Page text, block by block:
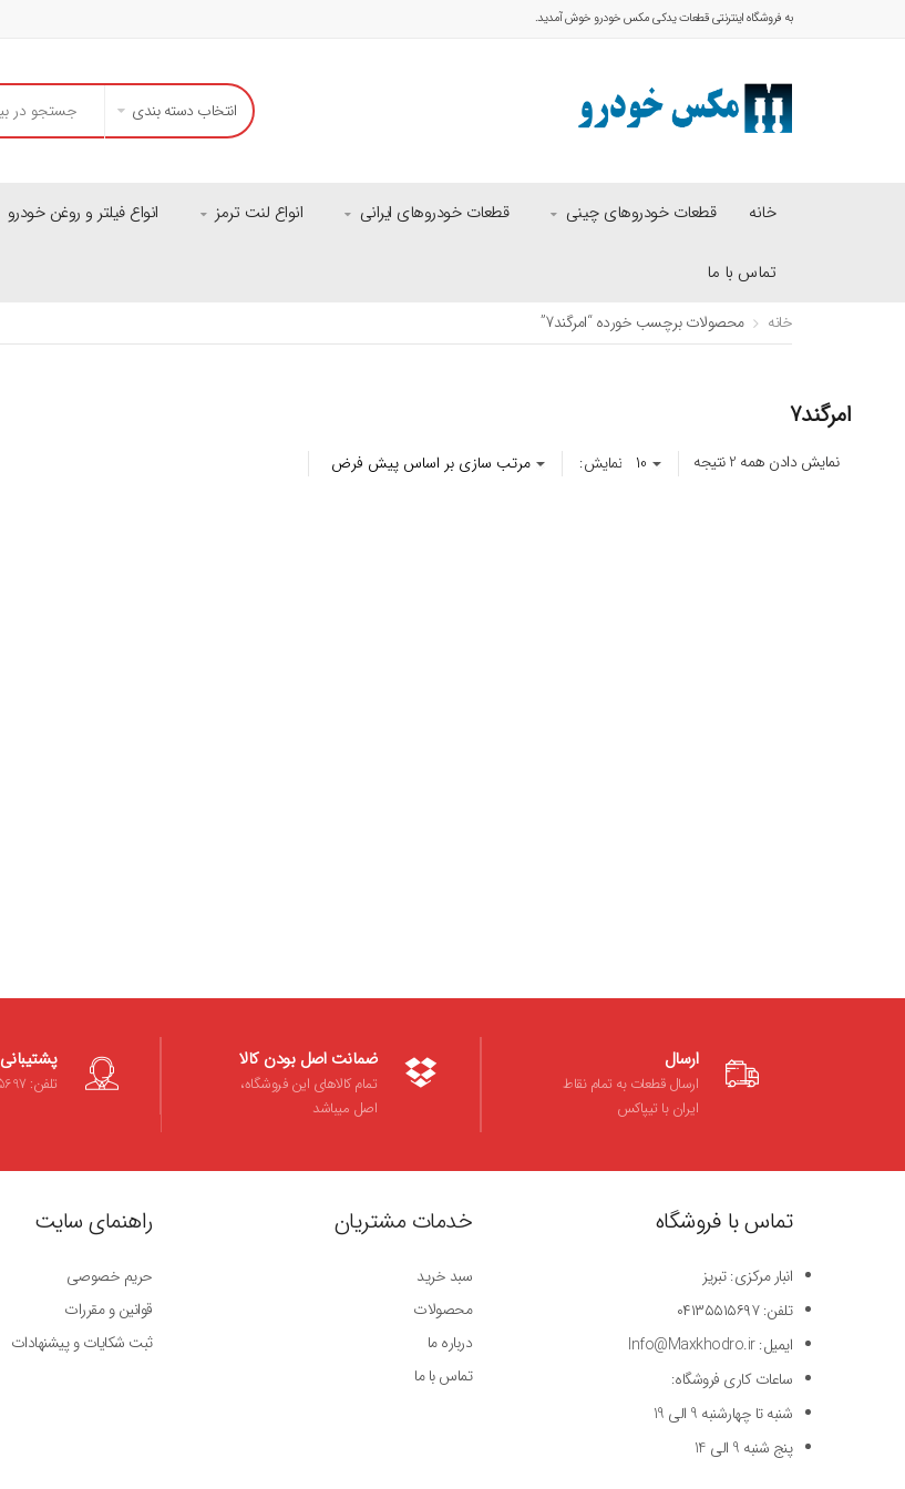
به فروشگاه اینترنتی قطعات یدکی مکس خودرو خوش آمدید.
انتخاب دسته بندی
خانه قطعات خودروهای چینی قطعات خودروهای ایرانی انواع لنت ترمز انواع فیلتر و روغن خودرو
تماس با ما
خانه محصولات برچسب خورده “امرگند7”
امرگند7
نمایش دادن همه 2 نتیجه نمایش:
پشتیبانی
تلفن: 04135515697
ضمانت اصل بودن کالا
تمام کالاهای این فروشگاه،
اصل میباشد
ارسال
ارسال قطعات به تمام نقاط
ایران با تیپاکس
راهنمای سایت
حریم خصوصی
قوانین و مقررات
ثبت شکایات و پیشنهادات
خدمات مشتریان
سبد خرید
محصولات
درباره ما
تماس با ما
تماس با فروشگاه
انبار مرکزی: تبریز
تلفن: ۰۴۱۳۵۵۱۵۶۹۷
ایمیل: Info@Maxkhodro.ir
ساعات کاری فروشگاه:
شنبه تا چهارشنبه 9 الی 19
پنج شنبه 9 الی 14